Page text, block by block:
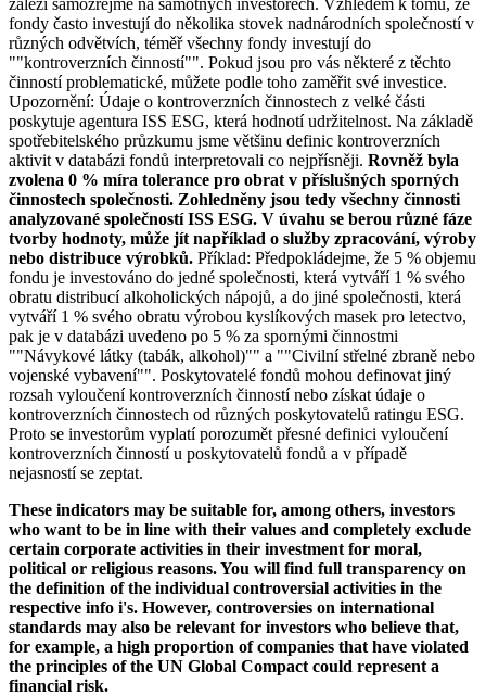
fondy často investují do několika stovek nadnárodních společností v
různých odvětvích, téměř všechny fondy investují do
""kontroverzních činností"". Pokud jsou pro vás některé z těchto
činností problematické, můžete podle toho zaměřit své investice.
Upozornění: Údaje o kontroverzních činnostech z velké části
poskytuje agentura ISS ESG, která hodnotí udržitelnost. Na základě
spotřebitelského průzkumu jsme většinu definic kontroverzních
aktivit v databázi fondů interpretovali co nejpřísněji. Rovněž byla
zvolena 0 % míra tolerance pro obrat v příslušných sporných
činnostech společnosti. Zohledněny jsou tedy všechny činnosti
analyzované společností ISS ESG. V úvahu se berou různé fáze
tvorby hodnoty, může jít například o služby zpracování, výroby
nebo distribuce výrobků. Příklad: Předpokládejme, že 5 % objemu
fondu je investováno do jedné společnosti, která vytváří 1 % svého
obratu distribucí alkoholických nápojů, a do jiné společnosti, která
vytváří 1 % svého obratu výrobou kyslíkových masek pro letectvo,
pak je v databázi uvedeno po 5 % za spornými činnostmi
""Návykové látky (tabák, alkohol)"" a ""Civilní střelné zbraně nebo
vojenské vybavení"". Poskytovatelé fondů mohou definovat jiný
rozsah vyloučení kontroverzních činností nebo získat údaje o
kontroverzních činnostech od různých poskytovatelů ratingu ESG.
Proto se investorům vyplatí porozumět přesné definici vyloučení
kontroverzních činností u poskytovatelů fondů a v případě
nejasností se zeptat.
These indicators may be suitable for, among others, investors
who want to be in line with their values and completely exclude
certain corporate activities in their investment for moral,
political or religious reasons. You will find full transparency on
the definition of the individual controversial activities in the
respective info i's. However, controversies on international
standards may also be relevant for investors who believe that,
for example, a high proportion of companies that have violated
the principles of the UN Global Compact could represent a
financial risk.